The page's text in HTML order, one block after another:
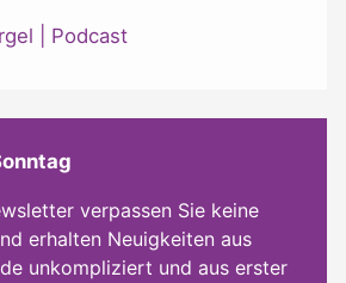
Podcast
verpassen Sie keine
erhalten Neuigkeiten aus
unkompliziert und aus erster